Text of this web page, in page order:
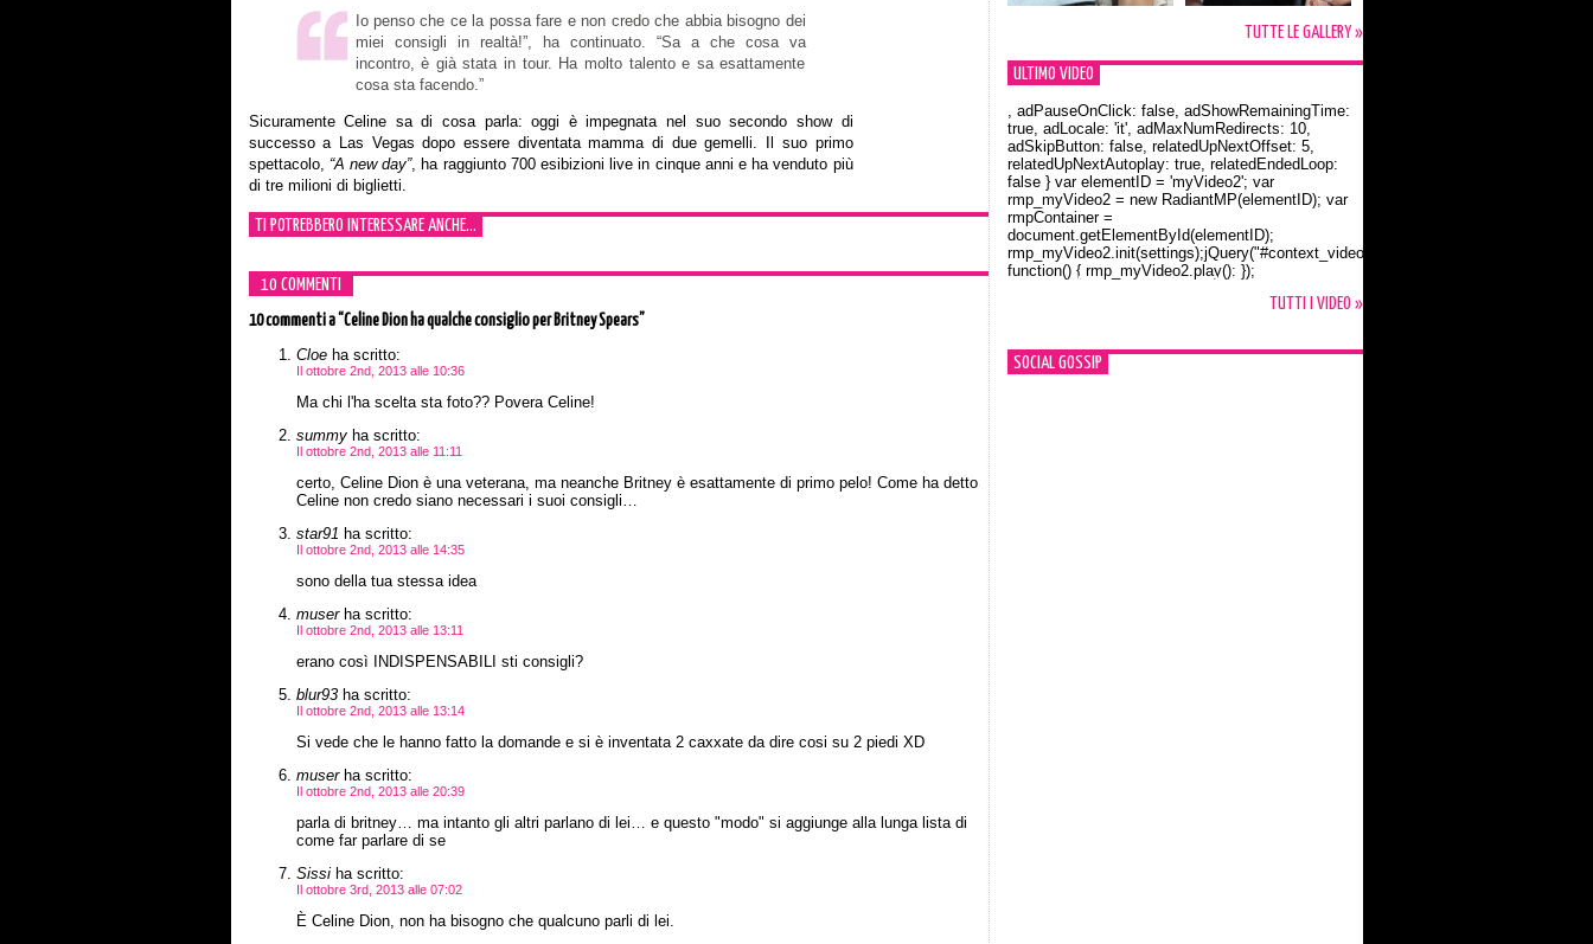
Io penso che ce la possa fare e non credo che abbia bisogno dei
miei consigli in realtà!”, ha continuato. “Sa a che cosa va
incontro, è già stata in tour. Ha molto talento e sa esattamente
cosa sta facendo.”
Sicuramente Celine sa di cosa parla: oggi è impegnata nel suo secondo show di
successo a Las Vegas dopo essere diventata mamma di due gemelli. Il suo primo
spettacolo, “A new day”, ha raggiunto 700 esibizioni live in cinque anni e ha venduto più
di tre milioni di biglietti.
TI POTREBBERO INTERESSARE ANCHE...
10 COMMENTI
10 commentia “Celine Dion ha qualche consiglio per Britney Spears”
Cloeha scritto:
Il ottobre 2nd, 2013 alle 10:36
Ma chi l'ha scelta sta foto?? Povera Celine!
summyha scritto:
Il ottobre 2nd, 2013 alle 11:11
certo, Celine Dion è una veterana, ma neanche Britney è esattamente di primo pelo! Come ha detto
Celine non credo siano necessari i suoi consigli…
star91 ha scritto:
Il ottobre 2nd, 2013 alle 14:35
sono della tua stessa idea
muserha scritto:
Il ottobre 2nd, 2013 alle 13:11
erano così INDISPENSABILI sti consigli?
blur93ha scritto:
Il ottobre 2nd, 2013 alle 13:14
Si vede che le hanno fatto la domande e si è inventata 2 caxxate da dire cosi su 2 piedi XD
muserha scritto:
Il ottobre 2nd, 2013 alle 20:39
parla di britney… ma intanto gli altri parlano di lei… e questo "modo" si aggiunge alla lunga lista di
come far parlare di se
Sissiha scritto:
Il ottobre 3rd, 2013 alle 07:02
È Celine Dion, non ha bisogno che qualcuno parli di lei.
TUTTE LE GALLERY »
ULTIMO VIDEO
Orlando Bloom e la t-shirt dedicata a Flynn
, adPauseOnClick: false, adShowRemainingTime:
true, adLocale: 'it', adMaxNumRedirects: 10,
adSkipButton: false, relatedUpNextOffset: 5,
relatedUpNextAutoplay: true, relatedEndedLoop:
false } var elementID = 'myVideo2'; var
rmp_myVideo2 = new RadiantMP(elementID); var
rmpContainer =
document.getElementById(elementID);
rmp_myVideo2.init(settings);jQuery("#context_video2").one("mouseover",
function() { rmp_myVideo2.play(); });
TUTTI I VIDEO »
SOCIAL GOSSIP